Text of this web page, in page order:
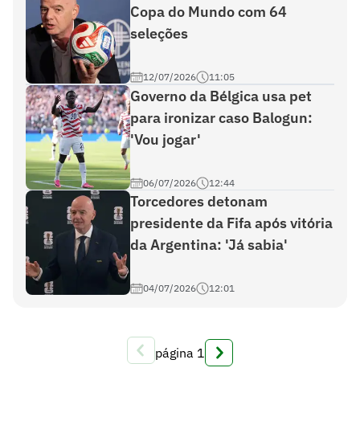
Copa do Mundo com 64
seleções
12/07/2026 11:05
Governo da Bélgica usa pet
para ironizar caso Balogun:
'Vou jogar'
06/07/2026 12:44
Torcedores detonam
presidente da Fifa após vitória
da Argentina: 'Já sabia'
04/07/2026 12:01
página 1